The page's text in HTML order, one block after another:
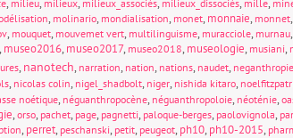
, milieu, milieux, milieux_associés, milieux_dissociés, mille,
, molinario, mondialisation, monet, monnaie, monnet,
, mouquet, mouvemet vert, multilinguisme, muracciole, murnau,
, museo2016, museo2017, museo2018, museologie, musiani,
, nanotech, narration, nation, nations, naudet, neganthropie
, nicolas colin, nigel_shadbolt, niger, nishida kitaro,
noétique, néguanthropocène, néguanthropoloie, néoténie,
, orso, pachet, page, pagnetti, paloque-berges, paolovignola,
, perret, peschanski, petit, peugeot, ph10, ph10-2015,